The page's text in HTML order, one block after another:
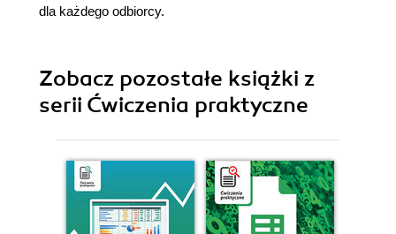
dla każdego odbiorcy.
Zobacz pozostałe książki z
serii Ćwiczenia praktyczne